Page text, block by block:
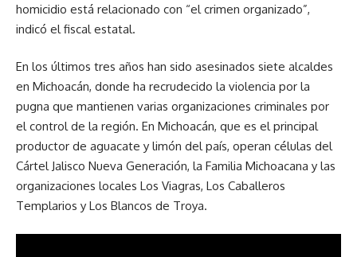
homicidio está relacionado con “el crimen organizado”,
indicó el fiscal estatal.
En los últimos tres años han sido asesinados siete alcaldes
en Michoacán, donde ha recrudecido la violencia por la
pugna que mantienen varias organizaciones criminales por
el control de la región. En Michoacán, que es el principal
productor de aguacate y limón del país, operan células del
Cártel Jalisco Nueva Generación, la Familia Michoacana y las
organizaciones locales Los Viagras, Los Caballeros
Templarios y Los Blancos de Troya.